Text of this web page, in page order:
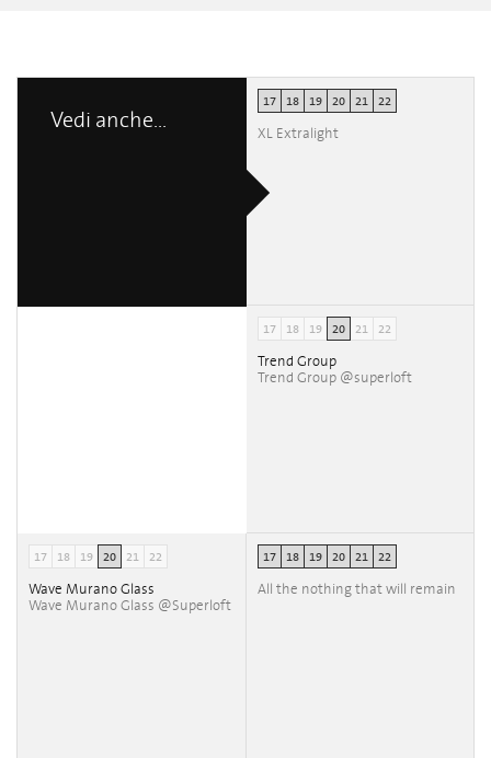
Vedi anche...
17 18 19 20 21 22
XL Extralight
17 18 19 20 21 22
Trend Group
Trend Group @superloft
17 18 19 20 21 22
Wave Murano Glass
Wave Murano Glass @Superloft
17 18 19 20 21 22
All the nothing that will remain